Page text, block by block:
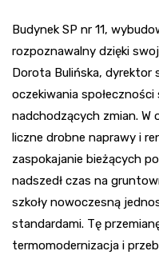
Budynek SP nr 11,
rozpoznawalny dzięki
Dorota Bulińska, dyrektor
oczekiwania
nadchodzących zmian.
liczne drobne naprawy i
zaspokajanie bieżących
nadszedł czas na
szkoły nowoczesną
standardami. Tę
termomodernizacja i